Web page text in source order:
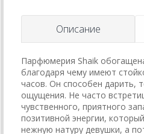
Описание
Парфюмерия Shaik
благодаря чему имеют
часов. Он способен дарить,
ощущения. Не часто
чувственного, приятного
позитивной энергии,
нежную натуру девушки, а